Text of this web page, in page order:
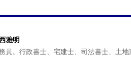
雅明
員。行政書士、宅建士、司法書士、土